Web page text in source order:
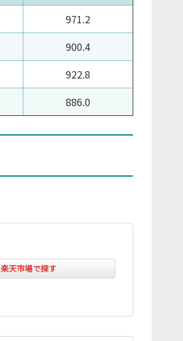
971.2
900.4
922.8
886.0
楽天市場で探す